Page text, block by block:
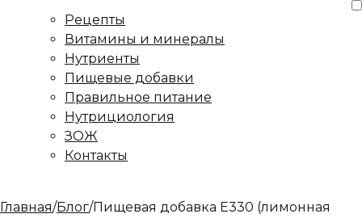
Рецепты
Витамины и минералы
Нутриенты
Пищевые добавки
Правильное питание
Нутрициология
ЗОЖ
Контакты
Главная/Блог/Пищевая добавка Е330 (лимонная